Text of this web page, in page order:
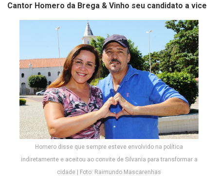
Cantor Homero da Brega & Vinho seu candidato a vice
Homero disse que sempre esteve envolvido na política
indiretamente e aceitou ao convite de Silvania para transformar a
cidade | Foto: Raimundo Mascarenhas